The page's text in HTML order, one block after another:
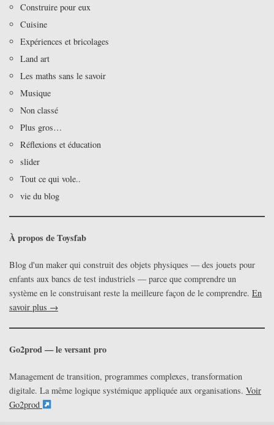
Construire pour eux
Cuisine
Expériences et bricolages
Land art
Les maths sans le savoir
Musique
Non classé
Plus gros…
Réflexions et éducation
slider
Tout ce qui vole..
vie du blog
À propos de Toysfab
Blog d'un maker qui construit des objets physiques — des jouets pour
enfants aux bancs de test industriels — parce que comprendre un
système en le construisant reste la meilleure façon de le comprendre. En
savoir plus →
Go2prod — le versant pro
Management de transition, programmes complexes, transformation
digitale. La même logique systémique appliquée aux organisations. Voir
Go2prod